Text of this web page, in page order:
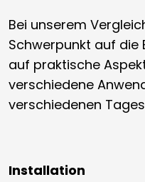
Bei unserem
Schwerpunkt auf die
auf praktische
verschiedene
verschiedenen
Installation